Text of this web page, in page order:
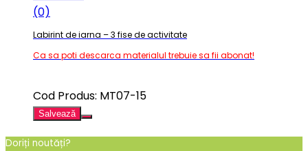
(0)
Labirint de iarna – 3 fise de activitate
Ca sa poti descarca materialul trebuie sa fii abonat!
Cod Produs: MT07-15
Salvează
Doriți noutăți?